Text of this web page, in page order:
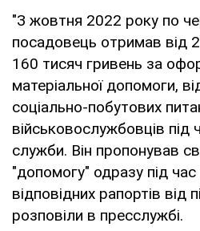
"З жовтня 2022 року по
посадовець отримав від
160 тисяч гривень за
матеріальної допомоги,
соціально-побутових
військовослужбовців під
служби. Він пропонував
"допомогу" одразу під
відповідних рапортів від
розповіли в пресслужбі.